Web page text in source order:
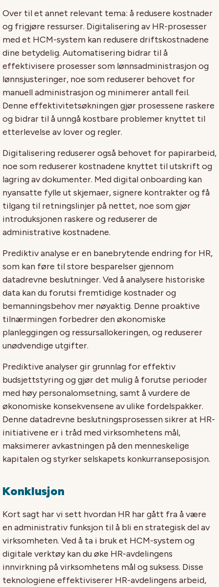
Over til et annet relevant tema: å redusere kostnader
og frigjøre ressurser. Digitalisering av HR-prosesser
med et HCM-system kan redusere driftskostnadene
dine betydelig. Automatisering bidrar til å
effektivisere prosesser som lønnsadministrasjon og
lønnsjusteringer, noe som reduserer behovet for
manuell administrasjon og minimerer antall feil.
Denne effektivitetsøkningen gjør prosessene raskere
og bidrar til å unngå kostbare problemer knyttet til
etterlevelse av lover og regler.
Digitalisering reduserer også behovet for papirarbeid,
noe som reduserer kostnadene knyttet til utskrift og
lagring av dokumenter. Med digital onboarding kan
nyansatte fylle ut skjemaer, signere kontrakter og få
tilgang til retningslinjer på nettet, noe som gjør
introduksjonen raskere og reduserer de
administrative kostnadene.
Prediktiv analyse er en banebrytende endring for HR,
som kan føre til store besparelser gjennom
datadrevne beslutninger. Ved å analysere historiske
data kan du forutsi fremtidige kostnader og
bemanningsbehov mer nøyaktig. Denne proaktive
tilnærmingen forbedrer den økonomiske
planleggingen og ressursallokeringen, og reduserer
unødvendige utgifter.
Prediktive analyser gir grunnlag for effektiv
budsjettstyring og gjør det mulig å forutse perioder
med høy personalomsetning, samt å vurdere de
økonomiske konsekvensene av ulike fordelspakker.
Denne datadrevne beslutningsprosessen sikrer at HR-
initiativene er i tråd med virksomhetens mål,
maksimerer avkastningen på den menneskelige
kapitalen og styrker selskapets konkurranseposisjon.
Konklusjon
Kort sagt har vi sett hvordan HR har gått fra å være
en administrativ funksjon til å bli en strategisk del av
virksomheten. Ved å ta i bruk et HCM-system og
digitale verktøy kan du øke HR-avdelingens
innvirkning på virksomhetens mål og suksess. Disse
teknologiene effektiviserer HR-avdelingens arbeid,